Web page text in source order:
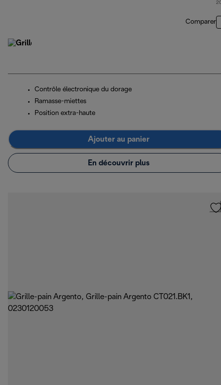
Comparer
Contrôle électronique du dorage
Ramasse-miettes
Position extra-haute
Ajouter au panier
En découvrir plus